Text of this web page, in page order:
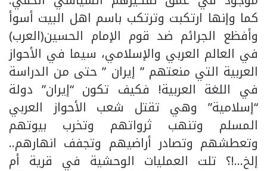
كما وإنها ارتكبت وترتكب باسم اهل البيت أسوأ
وأفظع الجرائم ضد قوم الإمام الحسين(العرب)
في العالم العربي والإسلامي، سيما في الأحواز
العربية التي منعتهم ” إيران ” حتى من الدراسة
في اللغة العربية! فكيف تكون “إيران” دولة
“إسلامية” وهي تقتل شعب الأحواز العربي
المسلم وتنهب ثرواتهم وتخرب بيوتهم
وتعطشهم وتصادر أراضيهم وتجفف انهارهم..
إلخ…!؟ تلت العمليات الوحشية في قرية أم